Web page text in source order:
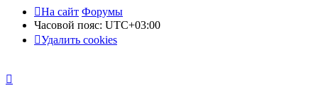
На сайт Форумы
Часовой пояс: UTC+03:00
Удалить cookies